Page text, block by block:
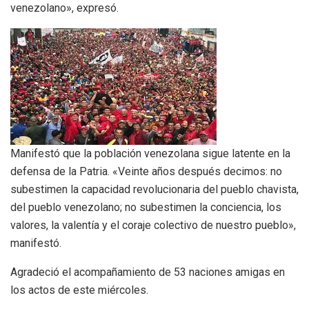
venezolano», expresó.
Manifestó que la población venezolana sigue latente en la
defensa de la Patria. «Veinte años después decimos: no
subestimen la capacidad revolucionaria del pueblo chavista,
del pueblo venezolano; no subestimen la conciencia, los
valores, la valentía y el coraje colectivo de nuestro pueblo»,
manifestó.
Agradeció el acompañamiento de 53 naciones amigas en
los actos de este miércoles.